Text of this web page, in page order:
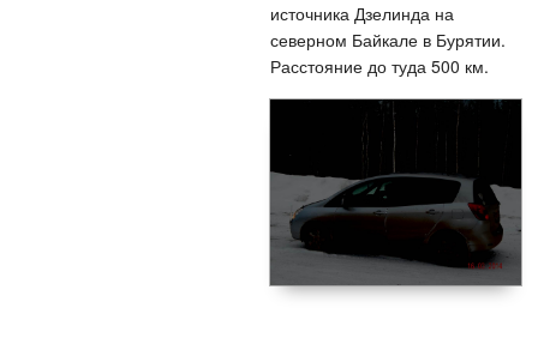
источника Дзелинда на
северном Байкале в Бурятии.
Расстояние до туда 500 км.